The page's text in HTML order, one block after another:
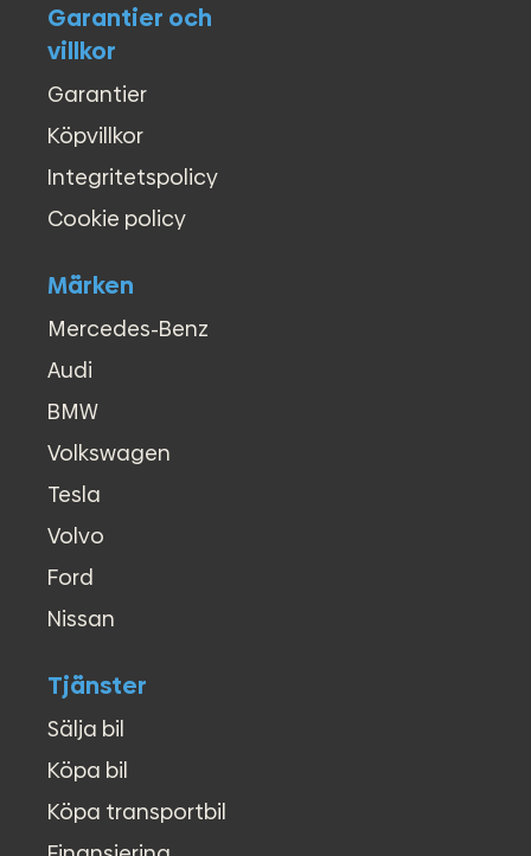
Garantier och
villkor
Garantier
Köpvillkor
Integritetspolicy
Cookie policy
Märken
Mercedes-Benz
Audi
BMW
Volkswagen
Tesla
Volvo
Ford
Nissan
Tjänster
Sälja bil
Köpa bil
Köpa transportbil